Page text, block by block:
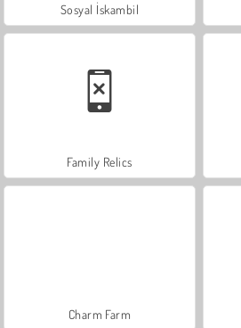
Sosyal İskambil
Family Relics
Charm Farm